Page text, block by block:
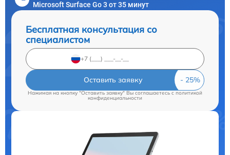
Microsoft Surface Go 3 от 35 минут
Бесплатная консультация со
специалистом
Оставить заявку
Нажимая на кнопку "Оставить заявку" Вы соглашаетесь cполитикой
конфиденциальности